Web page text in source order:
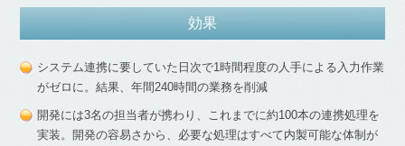
効果
システム連携に要していた日次で1時間程度の人手による入力作業
がゼロに。結果、年間240時間の業務を削減
開発には3名の担当者が携わり、これまでに約100本の連携処理を
実装。開発の容易さから、必要な処理はすべて内製可能な体制が